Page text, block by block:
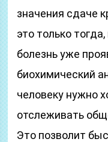
значения сдаче
это только
болезнь уже
биохимический
человеку нужно
отслеживать
Это позволит